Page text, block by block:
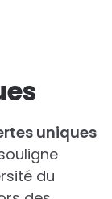
uniques
du